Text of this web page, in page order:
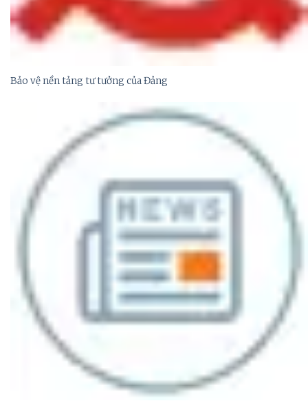
Bảo vệ nền tảng tư tưởng của Đảng